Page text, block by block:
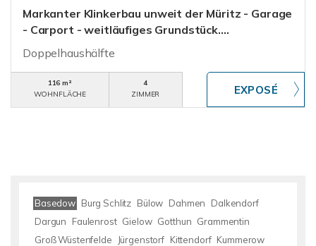
Markanter Klinkerbau unweit der Müritz - Garage
- Carport - weitläufiges Grundstück....
Doppelhaushälfte
116 m²
WOHNFLÄCHE
4
ZIMMER
Basedow Burg Schlitz Bülow Dahmen
Dalkendorf
Dargun
Faulenrost Gielow Gotthun Grammentin
Groß Wüstenfelde
Jürgenstorf Kittendorf Kummerow